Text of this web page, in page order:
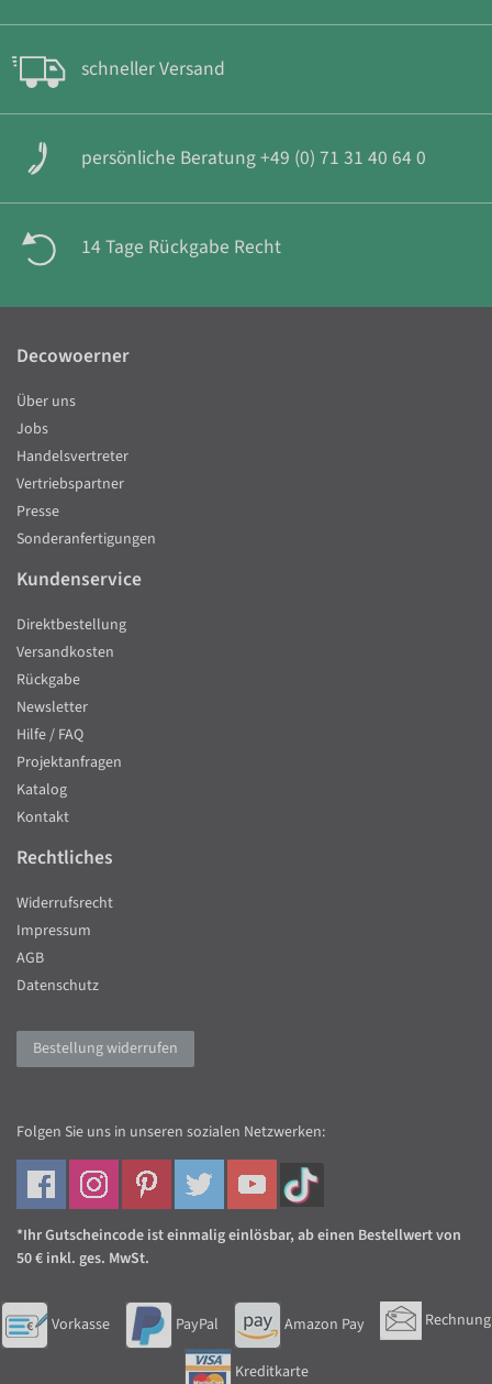
schneller Versand
persönliche Beratung +49 (0) 71 31 40 64 0
14 Tage Rückgabe Recht
Decowoerner
Über uns
Jobs
Handelsvertreter
Vertriebspartner
Presse
Sonderanfertigungen
Kundenservice
Direktbestellung
Versandkosten
Rückgabe
Newsletter
Hilfe / FAQ
Projektanfragen
Katalog
Kontakt
Rechtliches
Widerrufsrecht
Impressum
AGB
Datenschutz
Bestellung widerrufen
Folgen Sie uns in unseren sozialen Netzwerken:
*Ihr Gutscheincode ist einmalig einlösbar, ab einen Bestellwert von
50 € inkl. ges. MwSt.
Vorkasse PayPal Amazon Pay Rechnung
Kreditkarte